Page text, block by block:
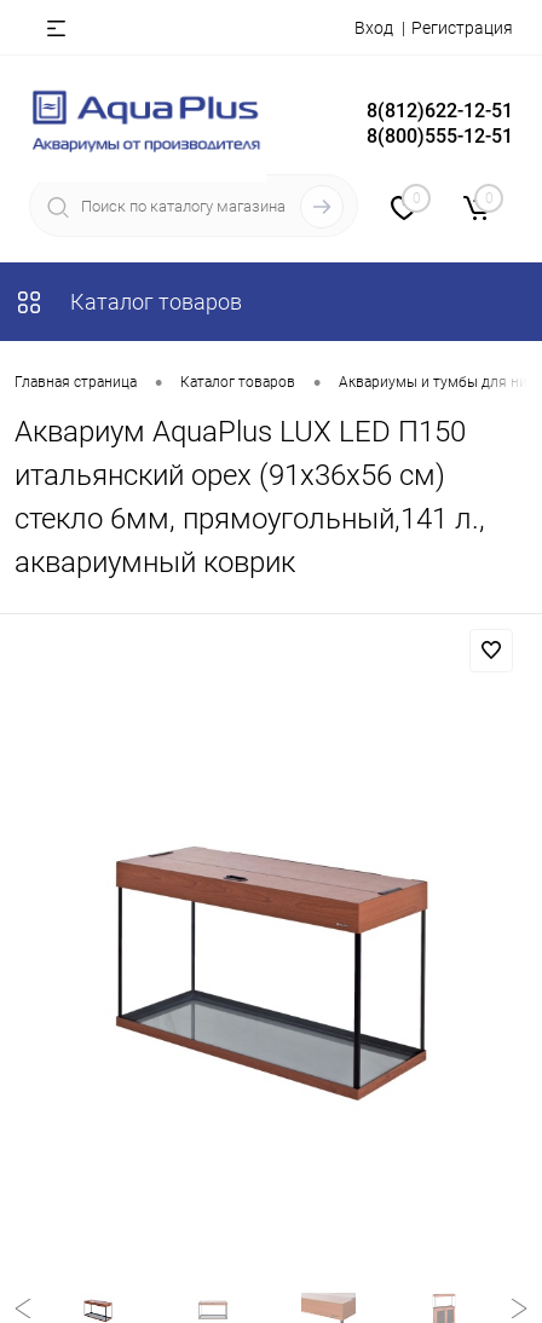
Вход Регистрация
8(812)622-12-51
8(800)555-12-51
0 0
Каталог товаров
Главная страница • Каталог товаров • Аквариумы и тумбы для них
Аквариум AquaPlus LUX LED П150
итальянский орех (91х36х56 см)
стекло 6мм, прямоугольный,141 л.,
аквариумный коврик